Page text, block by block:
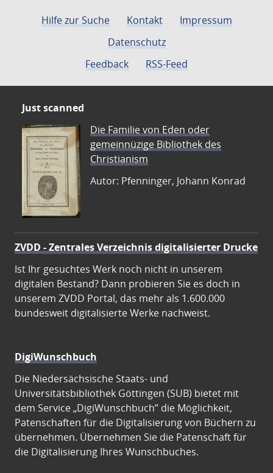
Hilfe zur Suche Kontakt
Impressum
Datenschutz
Feedback
RSS-Feed
Just scanned
Die Familie von Eden oder
gemeinnüzige Bibliothek des
Christianism
Autor: Pfenninger, Johann Konrad
ZVDD - Zentrales Verzeichnis digitalisierter Drucke
Ist Ihr gesuchtes Werk noch nicht in unserem
digitalen Bestand? Dann probieren Sie es doch in
unserem ZVDD Portal, das mehr als 1.600.000
bundesweit digitalisierte Werke nachweist.
DigiWunschbuch
Die Niedersächsische Staats- und
Universitätsbibliothek Göttingen (SUB) bietet mit
dem Service „DigiWunschbuch” die Möglichkeit,
Patenschaften für die Digitalisierung von Büchern zu
übernehmen. Übernehmen Sie die Patenschaft für
die Digitalisierung Ihres Wunschbuches.